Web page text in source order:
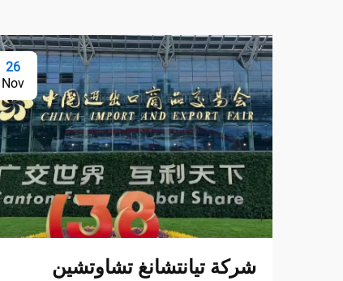
26
Nov
شركة تيانتشانغ تشاوتشين